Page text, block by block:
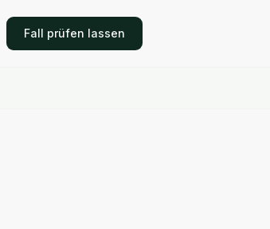
Fall prüfen lassen